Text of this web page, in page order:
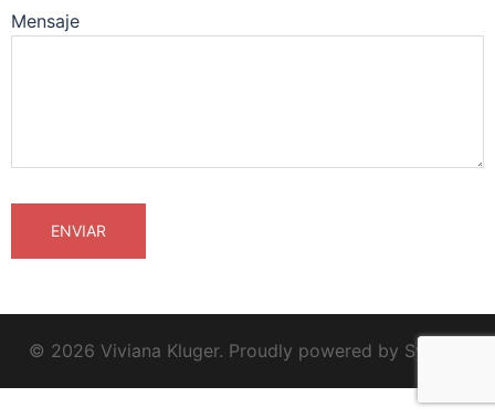
Mensaje
© 2026 Viviana Kluger. Proudly powered by Sydney